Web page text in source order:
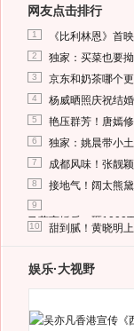
网友点击排行
1 《比利林恩》首
2 独家：买菜也要
3 京东和奶茶哪个
4 杨威晒照庆祝结
5 艳压群芳！唐嫣
6 独家：姚晨带小
7 成都风味！张靓
8 接地气！阔太熊
9
马蓉离婚后，砸1000
10 甜到腻！黄晓明
娱乐·大视野